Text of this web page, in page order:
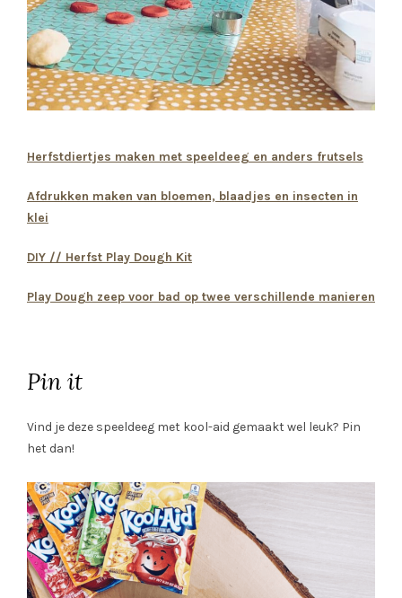
Herfstdiertjes maken met speeldeeg en anders frutsels
Afdrukken maken van bloemen, blaadjes en insecten in
klei
DIY // Herfst Play Dough Kit
Play Dough zeep voor bad op twee verschillende manieren
Pin it
Vind je deze speeldeeg met kool-aid gemaakt wel leuk? Pin
het dan!